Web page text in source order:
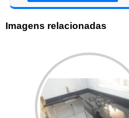
Imagens relacionadas